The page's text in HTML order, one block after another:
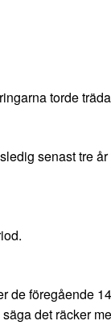
torde
senast tre
de föregående
det räcker